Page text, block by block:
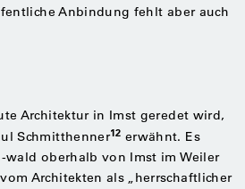
Anbindung fehlt aber auch
Architektur in Imst geredet wird,
Schmitthenner12 erwähnt. Es
wald oberhalb von Imst im Weiler
Architekten als „herrschaftlicher